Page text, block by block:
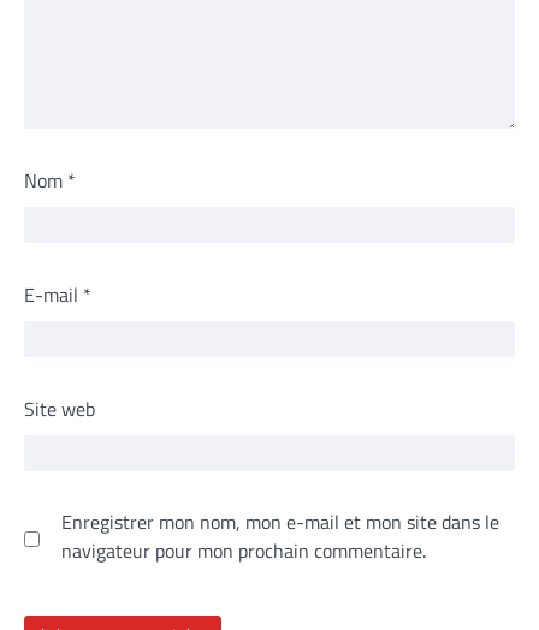
Nom *
E-mail *
Site web
Enregistrer mon nom, mon e-mail et mon site dans le
navigateur pour mon prochain commentaire.